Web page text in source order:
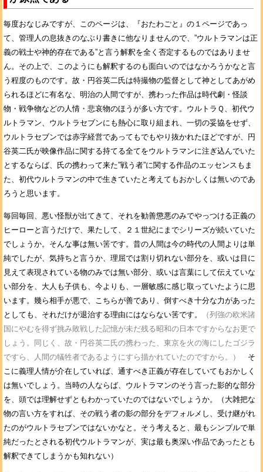
毎度おなじみですが、このページは、『おたわごと』の１ページであっ
て、管理人の息抜きのなぶり書きに他なりませんので、”ウルトラマンは正
義の戦士や神的存在である”と言う解釈を全く否定するものではありませ
ん。その上で、このようにも解釈するのも面白いのではなかろうかなと言
う程度のものです。故・円谷英二氏は特撮物の監督として神としてあがめ
られるほどに有名な、明治の人間ですが、携わった作品は時代劇・怪談
物・戦争物などの人情・悲哀物のほうが多い方です。ウルトラＱ、初代ウ
ルトラマン、ウルトラセブンにも熱心に取り組まれ、一切の妥協をせず、
ウルトラセブンでは赤字経営であってもでもやり抜かれたほどですが、円
谷英二氏が映像作品に関する持てる全てをウルトラマンに注ぎ込んでいた
とするならば、氏の携わって来た”戦う者”に関する作品のエッセンスもま
た、初代ウルトラマンの中で生きていたと考えてもおかしくは無いのであ
ろうと思います。
毎回毎回、悪い怪獣が出てきて、それを勧善懲悪のみでやっつける正義の
ヒーローと言うだけで、果たして、２１世紀にまでシリーズが続いていた
でしょうか。そんな事は無い筈です。昔の人間は今の時代の人間よりは単
純でしたが、気持ちと言うか、理屈では割り切れない部分を、或いは目に
見えて表現されている物のみでは無い部分、或いは言葉にして伝えていな
い部分を、大人も子供も、今よりも、一層敏感に感じ取っていたように思
います。幾ら相手が悪で、こちらが善であり、倒すべき十分な力があった
としても、それだけが退治する理由にはならない筈です。
（列強の欧米諸
国にやむを得ず挑み敗戦した記憶が未だ残る昭和の日本ですからなお更で
しょう。同じく、故・円谷英二氏の携わった、東京を火の海にしたゴジラ
ですら、人間の犠牲者であるようにすら描かれていたのですから。）
そ
こに義理人情が介在していれば、通すべき正義が存在していてもおかしく
は無いでしょう。当時の人ならば、ウルトラマンのそう言った影的な部分
を、頭では理解せずともわかっていたのではないでしょうか。（大雑把な
物の言い方をすれば、その戦う者の影の部分をデフォルメし、受け継がれ
たのがウルトラセブンではないかなと。そう考えると、最もシンプルで単
純だったとされる初代ウルトラマンが、実は最も奥深い作品であったとも
解釈できてしまうかも知れない）